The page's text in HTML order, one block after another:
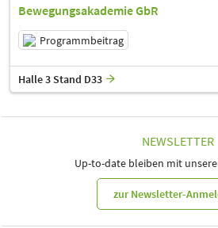
Bewegungsakademie GbR
Programmbeitrag
Halle 3 Stand D33
NEWSLETTER
Up-to-date bleiben mit
zur Newsletter-